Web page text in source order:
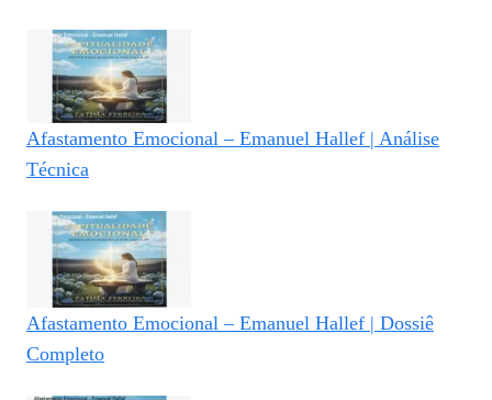
Afastamento Emocional – Emanuel Hallef | Análise
Técnica
Afastamento Emocional – Emanuel Hallef | Dossiê
Completo